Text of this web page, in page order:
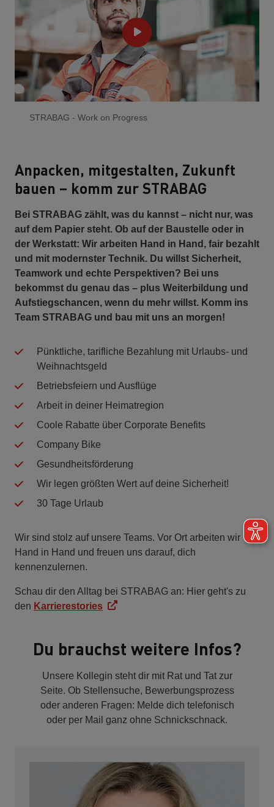
STRABAG - Work on Progress
Anpacken, mitgestalten, Zukunft
bauen – komm zur STRABAG
Bei STRABAG zählt, was du kannst – nicht nur, was
auf dem Papier steht. Ob auf der Baustelle oder in
der Werkstatt: Wir arbeiten Hand in Hand, fair bezahlt
und mit modernster Technik. Du willst Sicherheit,
Teamwork und echte Perspektiven? Bei uns
bekommst du genau das – plus Weiterbildung und
Aufstiegschancen, wenn du mehr willst. Komm ins
Team STRABAG und bau mit uns an morgen!
Pünktliche, tarifliche Bezahlung mit Urlaubs- und
Weihnachtsgeld
Betriebsfeiern und Ausflüge
Arbeit in deiner Heimatregion
Coole Rabatte über Corporate Benefits
Company Bike
Gesundheitsförderung
Wir legen größten Wert auf deine Sicherheit!
30 Tage Urlaub
Wir sind stolz auf unsere Teams. Vor Ort arbeiten wir
Hand in Hand und freuen uns darauf, dich
kennenzulernen.
Schau dir den Alltag bei STRABAG an: Hier geht's zu
den Karrierestories
Du brauchst weitere Infos?
Unsere Kollegin steht dir mit Rat und Tat zur
Seite. Ob Stellensuche, Bewerbungsprozess
oder anderen Fragen: Melde dich telefonisch
oder per Mail ganz ohne Schnickschnack.